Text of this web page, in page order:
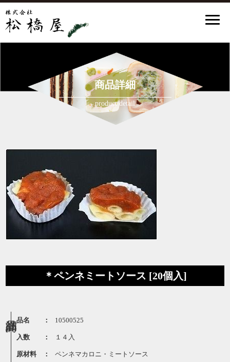
商品詳細
product detail
＊ペンネミートソース [20個入]
品名 ： 10500525
入数 ： １４入
原材料 ： ペンネマカロニ・ミートソース